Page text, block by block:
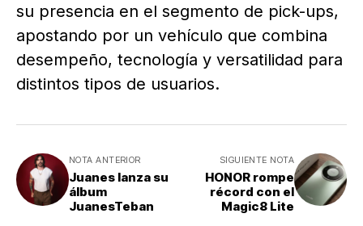
su presencia en el segmento de pick-ups,
apostando por un vehículo que combina
desempeño, tecnología y versatilidad para
distintos tipos de usuarios.
NOTA ANTERIOR
Juanes lanza su
álbum
JuanesTeban
SIGUIENTE NOTA
HONOR rompe
récord con el
Magic8 Lite